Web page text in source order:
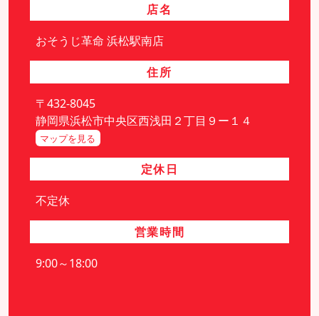
店名
おそうじ革命 浜松駅南店
住所
〒432-8045
静岡県浜松市中央区西浅田２丁目９ー１４
マップを見る
定休日
不定休
営業時間
9:00～18:00